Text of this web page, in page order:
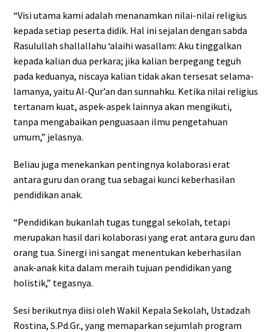
“Visi utama kami adalah menanamkan nilai-nilai religius
kepada setiap peserta didik. Hal ini sejalan dengan sabda
Rasulullah shallallahu ‘alaihi wasallam: Aku tinggalkan
kepada kalian dua perkara; jika kalian berpegang teguh
pada keduanya, niscaya kalian tidak akan tersesat selama-
lamanya, yaitu Al-Qur’an dan sunnahku. Ketika nilai religius
tertanam kuat, aspek-aspek lainnya akan mengikuti,
tanpa mengabaikan penguasaan ilmu pengetahuan
umum,” jelasnya.
Beliau juga menekankan pentingnya kolaborasi erat
antara guru dan orang tua sebagai kunci keberhasilan
pendidikan anak.
“Pendidikan bukanlah tugas tunggal sekolah, tetapi
merupakan hasil dari kolaborasi yang erat antara guru dan
orang tua. Sinergi ini sangat menentukan keberhasilan
anak-anak kita dalam meraih tujuan pendidikan yang
holistik,” tegasnya.
Sesi berikutnya diisi oleh Wakil Kepala Sekolah, Ustadzah
Rostina, S.Pd.Gr., yang memaparkan sejumlah program